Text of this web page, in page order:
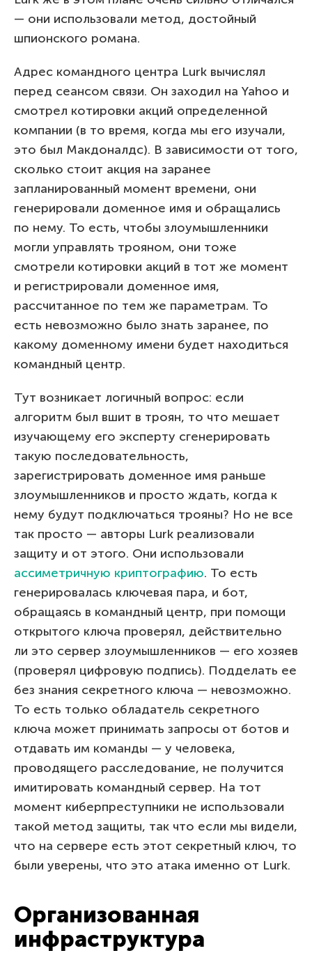
— они использовали метод, достойный
шпионского романа.
Адрес командного центра Lurk вычислял
перед сеансом связи. Он заходил на Yahoo и
смотрел котировки акций определенной
компании (в то время, когда мы его изучали,
это был Макдоналдс). В зависимости от того,
сколько стоит акция на заранее
запланированный момент времени, они
генерировали доменное имя и обращались
по нему. То есть, чтобы злоумышленники
могли управлять трояном, они тоже
смотрели котировки акций в тот же момент
и регистрировали доменное имя,
рассчитанное по тем же параметрам. То
есть невозможно было знать заранее, по
какому доменному имени будет находиться
командный центр.
Тут возникает логичный вопрос: если
алгоритм был вшит в троян, то что мешает
изучающему его эксперту сгенерировать
такую последовательность,
зарегистрировать доменное имя раньше
злоумышленников и просто ждать, когда к
нему будут подключаться трояны? Но не все
так просто — авторы Lurk реализовали
защиту и от этого. Они использовали
ассиметричную криптографию. То есть
генерировалась ключевая пара, и бот,
обращаясь в командный центр, при помощи
открытого ключа проверял, действительно
ли это сервер злоумышленников — его хозяев
(проверял цифровую подпись). Подделать ее
без знания секретного ключа — невозможно.
То есть только обладатель секретного
ключа может принимать запросы от ботов и
отдавать им команды — у человека,
проводящего расследование, не получится
имитировать командный сервер. На тот
момент киберпреступники не использовали
такой метод защиты, так что если мы видели,
что на сервере есть этот секретный ключ, то
были уверены, что это атака именно от Lurk.
Организованная
инфраструктура